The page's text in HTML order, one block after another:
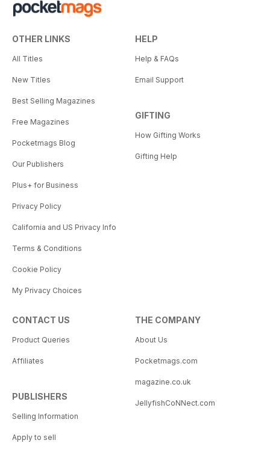
OTHER LINKS
All Titles
New Titles
Best Selling Magazines
Free Magazines
Pocketmags Blog
Our Publishers
Plus+ for Business
Privacy Policy
California and US Privacy Info
Terms & Conditions
Cookie Policy
My Privacy Choices
HELP
Help & FAQs
Email Support
GIFTING
How Gifting Works
Gifting Help
CONTACT US
Product Queries
Affiliates
PUBLISHERS
Selling Information
Apply to sell
THE COMPANY
About Us
Pocketmags.com
magazine.co.uk
JellyfishCoNNect.com